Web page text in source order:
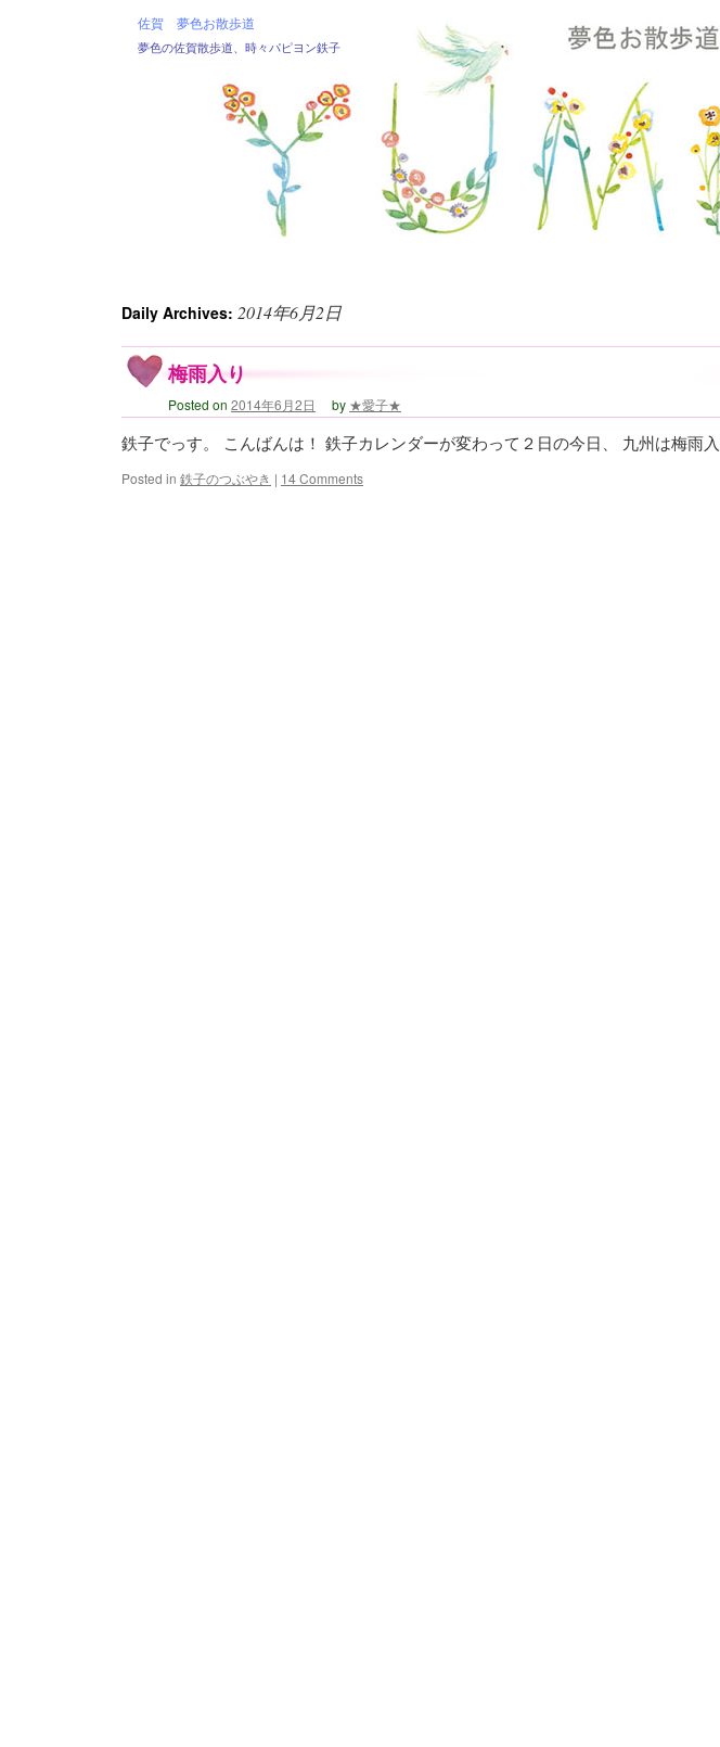
佐賀 夢色お散歩道
夢色の佐賀散歩道、時々パピヨン鉄子
Daily Archives: 2014年6月2日
梅雨入り
Posted on 2014年6月2日 by ★愛子★
鉄子でっす。 こんばんは！ 鉄子カレンダーが変わって２日の今日、 九州は梅雨
Posted in 鉄子のつぶやき | 14 Comments